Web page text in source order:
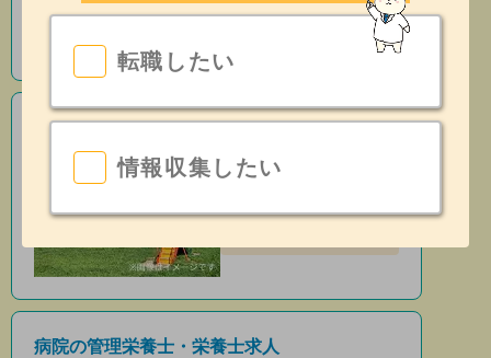
指導環境充実
保育園の管理栄養士・栄養士求人
住宅手当・寮あり
病院の管理栄養士・栄養士求人
転職したい
情報収集したい